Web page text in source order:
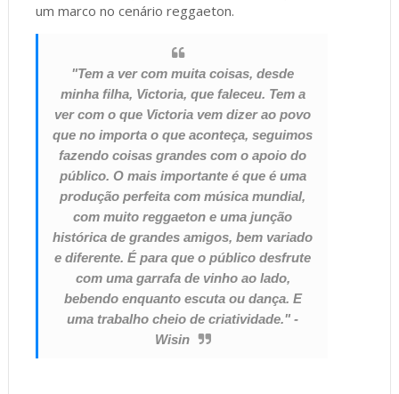
um marco no cenário reggaeton.
"Tem a ver com muita coisas, desde
minha filha, Victoria, que faleceu. Tem a
ver com o que Victoria vem dizer ao povo
que no importa o que aconteça, seguimos
fazendo coisas grandes com o apoio do
público. O mais importante é que é uma
produção perfeita com música mundial,
com muito reggaeton e uma junção
histórica de grandes amigos, bem variado
e diferente. É para que o público desfrute
com uma garrafa de vinho ao lado,
bebendo enquanto escuta ou dança. E
uma trabalho cheio de criatividade." -
Wisin